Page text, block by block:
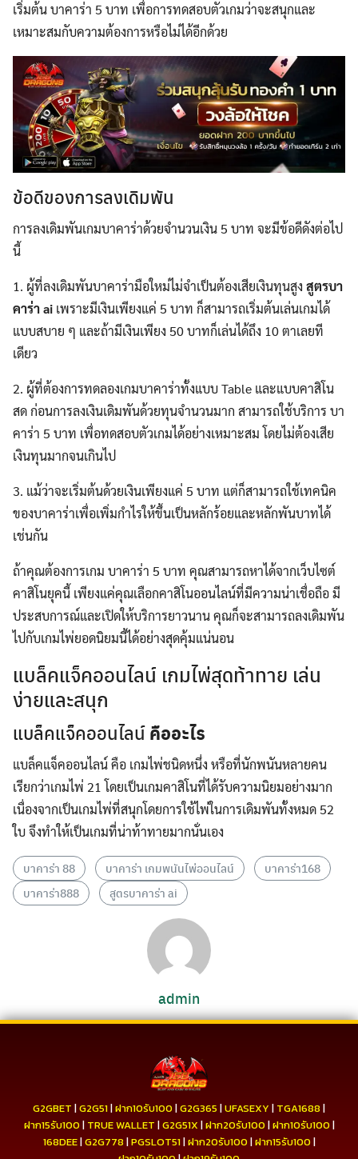
เริ่มต้น บาคาร่า 5 บาท เพื่อการทดสอบตัวเกมว่าจะสนุกและ
เหมาะสมกับความต้องการหรือไม่ได้อีกด้วย
ข้อดีของการลงเดิมพัน
การลงเดิมพันเกมบาคาร่าด้วยจำนวนเงิน 5 บาท จะมีข้อดีดังต่อไป
นี้
1. ผู้ที่ลงเดิมพันบาคาร่ามือใหม่ไม่จำเป็นต้องเสียเงินทุนสูง สูตรบา
คาร่า ai เพราะมีเงินเพียงแค่ 5 บาท ก็สามารถเริ่มต้นเล่นเกมได้
แบบสบาย ๆ และถ้ามีเงินเพียง 50 บาทก็เล่นได้ถึง 10 ตาเลยที
เดียว
2. ผู้ที่ต้องการทดลองเกมบาคาร่าทั้งแบบ Table และแบบคาสิโน
สด ก่อนการลงเงินเดิมพันด้วยทุนจำนวนมาก สามารถใช้บริการ บา
คาร่า 5 บาท เพื่อทดสอบตัวเกมได้อย่างเหมาะสม โดยไม่ต้องเสีย
เงินทุนมากจนเกินไป
3. แม้ว่าจะเริ่มต้นด้วยเงินเพียงแค่ 5 บาท แต่ก็สามารถใช้เทคนิค
ของบาคาร่าเพื่อเพิ่มกำไรให้ขึ้นเป็นหลักร้อยและหลักพันบาทได้
เช่นกัน
ถ้าคุณต้องการเกม บาคาร่า 5 บาท คุณสามารถหาได้จากเว็บไซต์
คาสิโนยุคนี้ เพียงแค่คุณเลือกคาสิโนออนไลน์ที่มีความน่าเชื่อถือ มี
ประสบการณ์และเปิดให้บริการยาวนาน คุณก็จะสามารถลงเดิมพัน
ไปกับเกมไพ่ยอดนิยมนี้ได้อย่างสุดคุ้มแน่นอน
แบล็คแจ็คออนไลน์ เกมไพ่สุดท้าทาย เล่น
ง่ายและสนุก
แบล็คแจ็คออนไลน์คืออะไร
แบล็คแจ็คออนไลน์ คือ เกมไพ่ชนิดหนึ่ง หรือที่นักพนันหลายคน
เรียกว่าเกมไพ่ 21 โดยเป็นเกมคาสิโนที่ได้รับความนิยมอย่างมาก
เนื่องจากเป็นเกมไพ่ที่สนุกโดยการใช้ไพ่ในการเดิมพันทั้งหมด 52
ใบ จึงทำให้เป็นเกมที่น่าท้าทายมากนั่นเอง
บาคาร่า 88 บาคาร่า เกมพนันไพ่ออนไลน์
บาคาร่า168
บาคาร่า888
สูตรบาคาร่า ai
admin
G2GBET |G2G51|ฝาก10รับ100 |G2G365 |UFASEXY | TGA1688 |
ฝาก15รับ100 | TRUE WALLET |G2G51X |ฝาก20รับ100 |ฝาก10รับ100 |
168DEE|G2G778 |PGSLOT51|ฝาก20รับ100 |ฝาก15รับ100 |